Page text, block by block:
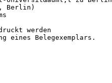
Berlin)
werden